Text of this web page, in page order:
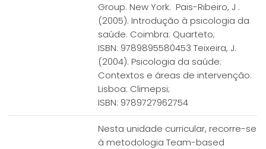
Group. New York. Pais-Ribeiro, J .
(2005). Introdução à psicologia da
saúde. Coimbra: Quarteto;
ISBN: 9789895580453 Teixeira, J.
(2004). Psicologia da saúde:
Contextos e áreas de intervenção.
Lisboa: Climepsi;
ISBN: 9789727962754
Nesta unidade curricular, recorre-se
à metodologia Team-based